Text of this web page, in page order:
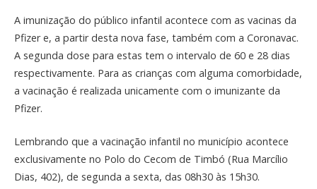
A imunização do público infantil acontece com as vacinas da
Pfizer e, a partir desta nova fase, também com a Coronavac.
A segunda dose para estas tem o intervalo de 60 e 28 dias
respectivamente. Para as crianças com alguma comorbidade,
a vacinação é realizada unicamente com o imunizante da
Pfizer.
Lembrando que a vacinação infantil no município acontece
exclusivamente no Polo do Cecom de Timbó (Rua Marcílio
Dias, 402), de segunda a sexta, das 08h30 às 15h30.